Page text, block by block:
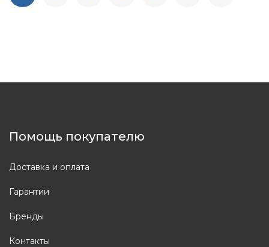
Помощь покупателю
Доставка и оплата
Гарантии
Бренды
Контакты